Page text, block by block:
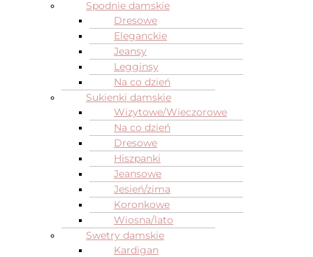
Spodnie damskie
Dresowe
Eleganckie
Jeansy
Legginsy
Na co dzień
Sukienki damskie
Wizytowe/Wieczorowe
Na co dzień
Dresowe
Hiszpanki
Jeansowe
Jesień/zima
Koronkowe
Wiosna/lato
Swetry damskie
Kardigan